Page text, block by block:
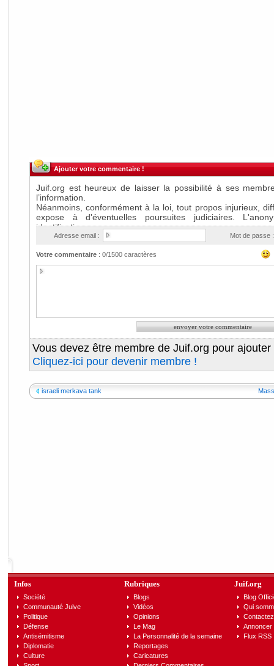
Ajouter votre commentaire !
Adresse email : Mot de passe :
Votre commentaire: 0/1500 caractères
Vous devez être membre de Juif.org pour
Cliquez-ici pour devenir membre !
israeli merkava tank
Infos
Société
Communauté Juive
Politique
Défense
Antisémitisme
Diplomatie
Culture
Rubriques
Blogs
Vidéos
Opinions
Le Mag
La Personnalité de la semaine
Reportages
Caricatures
Juif.org
Blog
Qui
Annoncer
Flux RSS